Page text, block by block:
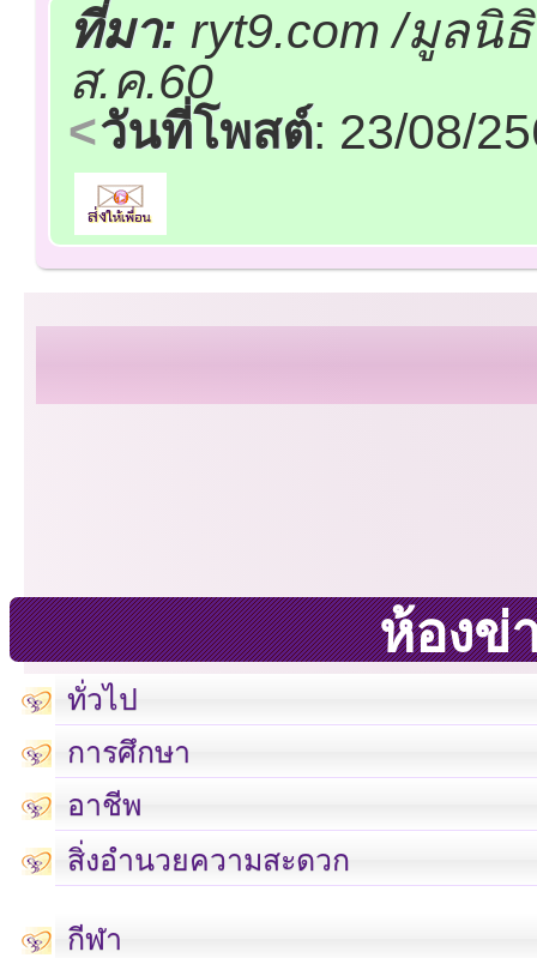
ที่มา: ryt9.com /มูลนิ
ส.ค.60
วันที่โพสต์: 23/08/
ห้องข่
ทั่วไป
การศึกษา
อาชีพ
สิ่งอำนวยความสะดวก
กีฬา